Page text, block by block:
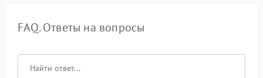
FAQ. Ответы на вопросы